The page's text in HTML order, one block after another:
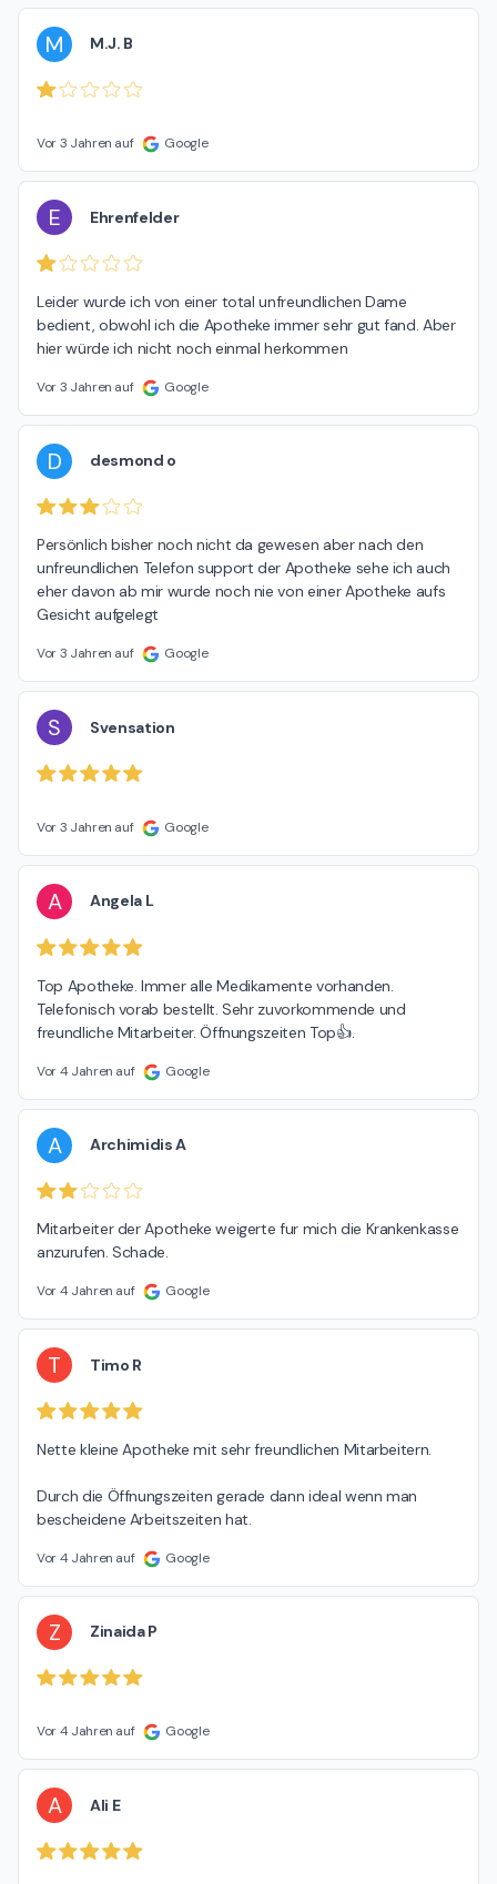
M M.J. B
Vor 3 Jahren auf Google
E Ehrenfelder
Leider wurde ich von einer total unfreundlichen Dame
bedient, obwohl ich die Apotheke immer sehr gut fand. Aber
hier würde ich nicht noch einmal herkommen
Vor 3 Jahren auf Google
D desmond o
Persönlich bisher noch nicht da gewesen aber nach den
unfreundlichen Telefon support der Apotheke sehe ich auch
eher davon ab mir wurde noch nie von einer Apotheke aufs
Gesicht aufgelegt
Vor 3 Jahren auf Google
S Svensation
Vor 3 Jahren auf Google
A Angela L
Top Apotheke. Immer alle Medikamente vorhanden.
Telefonisch vorab bestellt. Sehr zuvorkommende und
freundliche Mitarbeiter. Öffnungszeiten Top👍.
Vor 4 Jahren auf Google
A Archimidis A
Mitarbeiter der Apotheke weigerte fur mich die Krankenkasse
anzurufen. Schade.
Vor 4 Jahren auf Google
T Timo R
Nette kleine Apotheke mit sehr freundlichen Mitarbeitern.
Durch die Öffnungszeiten gerade dann ideal wenn man
bescheidene Arbeitszeiten hat.
Vor 4 Jahren auf Google
Z Zinaida P
Vor 4 Jahren auf Google
A Ali E